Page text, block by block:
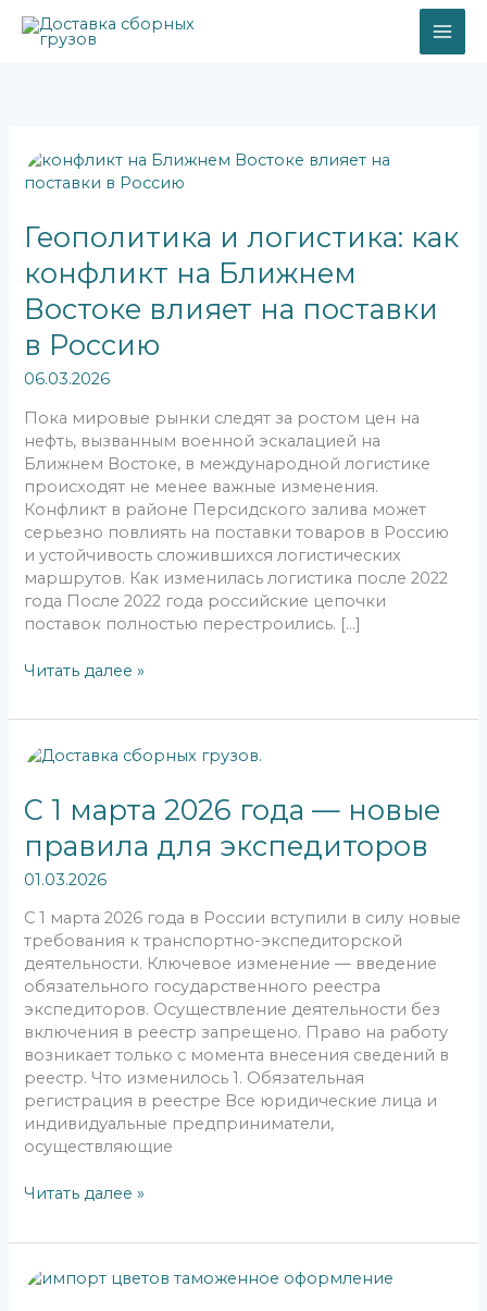
Геополитика и логистика: как
конфликт на Ближнем
Востоке влияет на поставки
в Россию
06.03.2026
Пока мировые рынки следят за ростом цен на
нефть, вызванным военной эскалацией на
Ближнем Востоке, в международной логистике
происходят не менее важные изменения.
Конфликт в районе Персидского залива может
серьезно повлиять на поставки товаров в Россию
и устойчивость сложившихся логистических
маршрутов. Как изменилась логистика после 2022
года После 2022 года российские цепочки
поставок полностью перестроились. […]
Геополитика
и
как
конфликт
на
Ближнем
Востоке
влияет
поставки
в
Россию
Читать далее »
С 1 марта 2026 года — новые
правила для экспедиторов
01.03.2026
С 1 марта 2026 года в России вступили в силу новые
требования к транспортно-экспедиторской
деятельности. Ключевое изменение — введение
обязательного государственного реестра
экспедиторов. Осуществление деятельности без
включения в реестр запрещено. Право на работу
возникает только с момента внесения сведений в
реестр. Что изменилось 1. Обязательная
регистрация в реестре Все юридические лица и
индивидуальные предприниматели,
осуществляющие
С
марта
2026
года
новые
правила
для
экспедиторов
Читать далее »
К